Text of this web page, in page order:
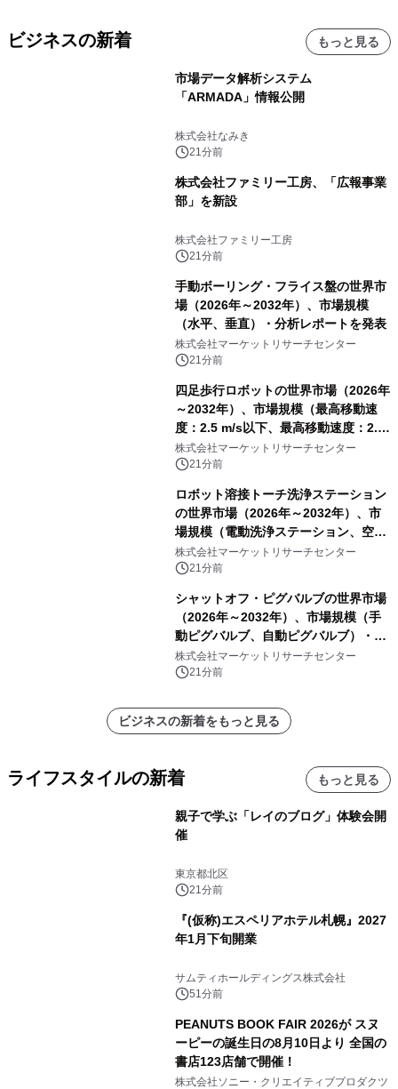
ビジネスの新着 もっと見る
市場データ解析システム
「ARMADA」情報公開
株式会社なみき
21分前
株式会社ファミリー工房、「広報事業
部」を新設
株式会社ファミリー工房
21分前
手動ボーリング・フライス盤の世界市
場（2026年～2032年）、市場規模
（水平、垂直）・分析レポートを発表
株式会社マーケットリサーチセンター
21分前
四足歩行ロボットの世界市場（2026年
～2032年）、市場規模（最高移動速
度：2.5 m/s以下、最高移動速度：2.5
m/s超）・分析レポートを発表
株式会社マーケットリサーチセンター
21分前
ロボット溶接トーチ洗浄ステーション
の世界市場（2026年～2032年）、市
場規模（電動洗浄ステーション、空圧
洗浄ステーション）・分析レポートを
発表
株式会社マーケットリサーチセンター
21分前
シャットオフ・ピグバルブの世界市場
（2026年～2032年）、市場規模（手
動ピグバルブ、自動ピグバルブ）・分
析レポートを発表
株式会社マーケットリサーチセンター
21分前
ビジネスの新着をもっと見る
ライフスタイルの新着 もっと見る
親子で学ぶ「レイのブログ」体験会開
催
東京都北区
21分前
『(仮称)エスペリアホテル札幌』2027
年1月下旬開業
サムティホールディングス株式会社
51分前
PEANUTS BOOK FAIR 2026が スヌ
ーピーの誕生日の8月10日より 全国の
書店123店舗で開催！
株式会社ソニー・クリエイティブプロダクツ